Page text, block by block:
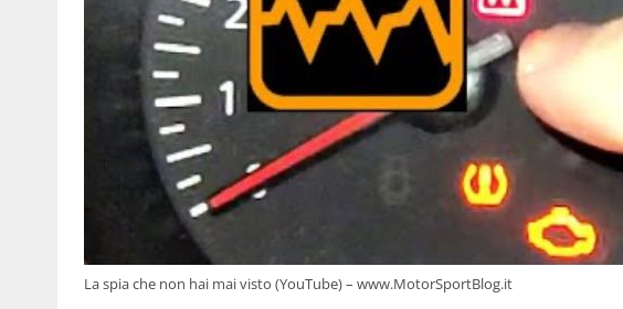
La spia che non hai mai visto (YouTube) – www.MotorSportBlog.it